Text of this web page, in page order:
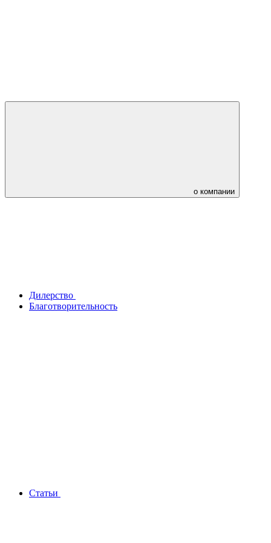
о компании
Дилерство
Благотворительность
Статьи